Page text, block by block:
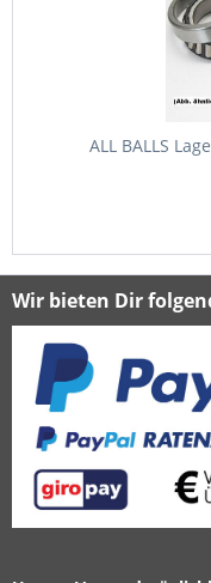
ALL BALLS
Wir bieten Dir